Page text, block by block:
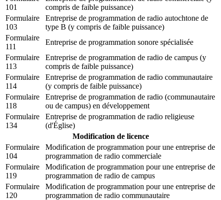
101
compris de faible puissance)
Formulaire
103
Entreprise de programmation de radio autochtone de
type B (y compris de faible puissance)
Formulaire
111
Entreprise de programmation sonore spécialisée
Formulaire
113
Entreprise de programmation de radio de campus (y
compris de faible puissance)
Formulaire
114
Entreprise de programmation de radio communautaire
(y compris de faible puissance)
Formulaire
118
Entreprise de programmation de radio (communautaire
ou de campus) en développement
Formulaire
134
Entreprise de programmation de radio religieuse
(d'Église)
Modification de licence
Formulaire
104
Modification de programmation pour une entreprise de
programmation de radio commerciale
Formulaire
119
Modification de programmation pour une entreprise de
programmation de radio de campus
Formulaire
120
Modification de programmation pour une entreprise de
programmation de radio communautaire